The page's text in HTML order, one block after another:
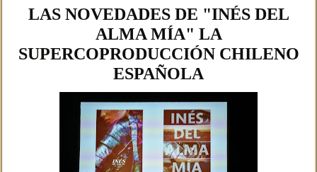
LAS NOVEDADES DE "INÉS DEL
ALMA MÍA" LA
SUPERCOPRODUCCIÓN CHILENO
ESPAÑOLA